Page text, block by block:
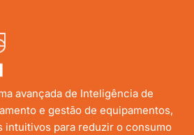
avançada de Inteligência de
e gestão de equipamentos,
para reduzir o consumo